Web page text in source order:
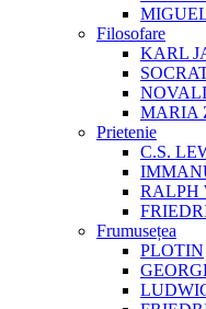
Filosofare
KARL
MARIA
Prietenie
C.S.
RALPH
Frumusețea
PLOTIN